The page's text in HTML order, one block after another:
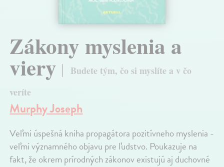
Zákony myslenia a
viery
Budete tým, čo si myslíte a v čo
veríte
Murphy Joseph
Veľmi úspešná kniha propagátora pozitívneho myslenia -
veľmi významného objavu pre ľudstvo. Poukazuje na
fakt, že okrem prírodných zákonov existujú aj duchovné